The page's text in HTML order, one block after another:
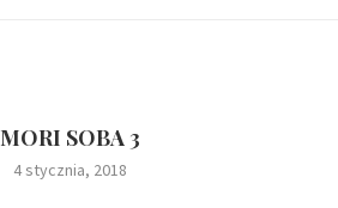
MORI SOBA 3
4 stycznia, 2018